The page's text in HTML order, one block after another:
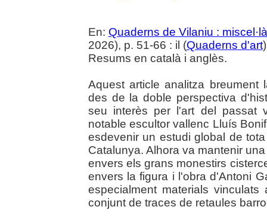
En: Quaderns de Vilaniu :
2026), p. 51-66 : il (Quaderns d'art
Resums en català i anglès.
Aquest article analitza breument
des de la doble perspectiva
seu interès per l'art del passat
notable escultor vallenc Lluís
esdevenir un estudi global de
Catalunya. Alhora va mantenir
envers els grans monestirs
envers la figura i l'obra d'Antoni
especialment materials
conjunt de traces de retaules